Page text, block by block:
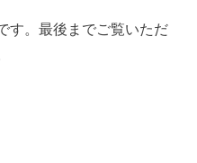
す。最後までご覧いただ